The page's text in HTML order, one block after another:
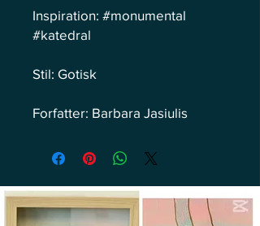
Inspiration: #monumental
#katedral
Stil: Gotisk
Forfatter: Barbara Jasiulis